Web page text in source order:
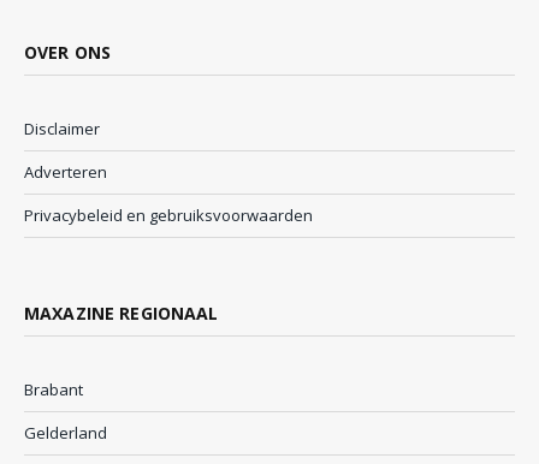
OVER ONS
Disclaimer
Adverteren
Privacybeleid en gebruiksvoorwaarden
MAXAZINE REGIONAAL
Brabant
Gelderland